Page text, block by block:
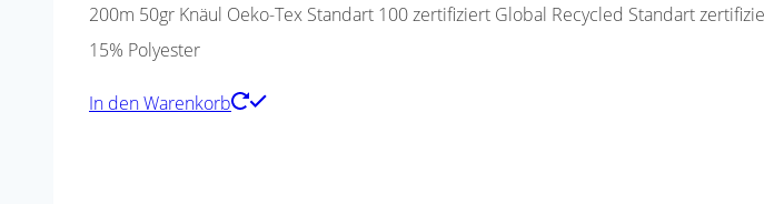
200m 50gr Knäul Oeko-Tex Standart 100 zertifiziert Global Recycled Standart
15% Polyester
In den Warenkorb